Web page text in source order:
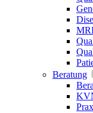
Beratung